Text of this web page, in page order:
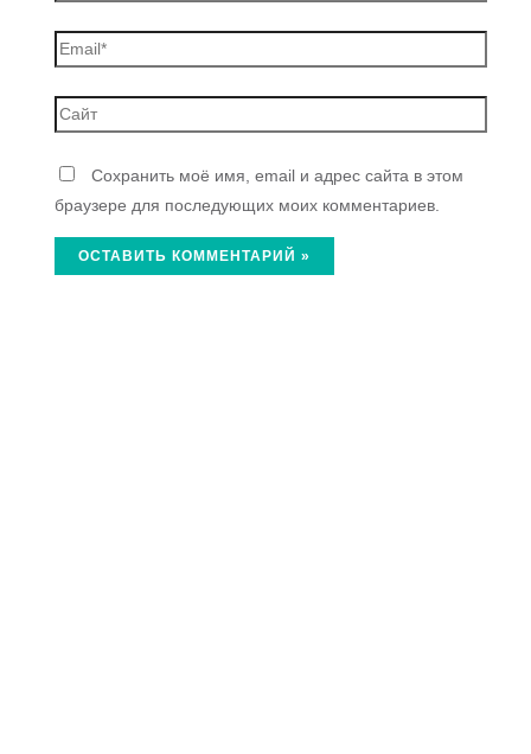
Сохранить моё имя, email и адрес сайта в этом
браузере для последующих моих комментариев.